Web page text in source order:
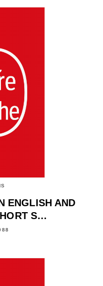
ENGLISH AND
S…